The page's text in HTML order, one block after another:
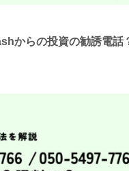
からの投資の勧誘電話